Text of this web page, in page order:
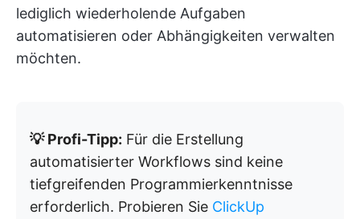
lediglich wiederholende Aufgaben
automatisieren oder Abhängigkeiten verwalten
möchten.
💡 Profi-Tipp: Für die Erstellung
automatisierter Workflows sind keine
tiefgreifenden Programmierkenntnisse
erforderlich. Probieren Sie ClickUp